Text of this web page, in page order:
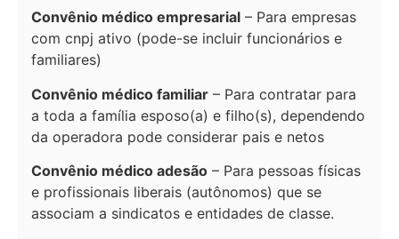
Convênio médico empresarial – Para empresas
com cnpj ativo (pode-se incluir funcionários e
familiares)
Convênio médico familiar – Para contratar para
a toda a família esposo(a) e filho(s), dependendo
da operadora pode considerar pais e netos
Convênio médico adesão – Para pessoas físicas
e profissionais liberais (autônomos) que se
associam a sindicatos e entidades de classe.